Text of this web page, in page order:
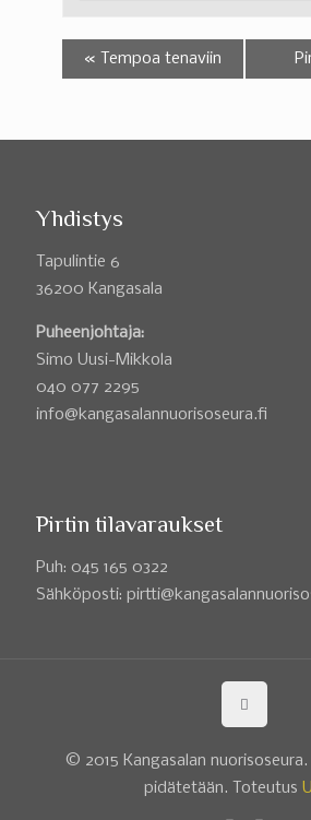
« Tempoa tenaviin
Yhdistys
Tapulintie 6
36200 Kangasala
Puheenjohtaja:
Simo Uusi-Mikkola
040 077 2295
info@kangasalannuorisoseura.fi
Pirtin tilavaraukset
Puh: 045 165 0322
Sähköposti:
© 2015 Kangasalan
pidätetään. Toteutus